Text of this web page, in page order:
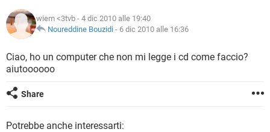
TIKTOK
HARDWARE
INSTAGRAM WHATSAPP
TIKTOK
HARDWARE
INTRATTENIMENTO
iOS WINDOWS 10
INSTAGRAM WHATSAPP
TIKTOK
HARDWARE
COVID-19 GAMING
INTRATTENIMENTO
iOS WINDOWS 10
HARDWARE
GLOSSARIO
COVID-19 GAMING
INTRATTENIMENTO
iOS
wiem <3tvb - 4 dic 2010 alle 19:40
Noureddine Bouzidi - 6 dic 2010 alle 16:36
Ciao, ho un computer che non mi legge i cd come faccio?
aiutoooooo
Share
Potrebbe anche interessarti: